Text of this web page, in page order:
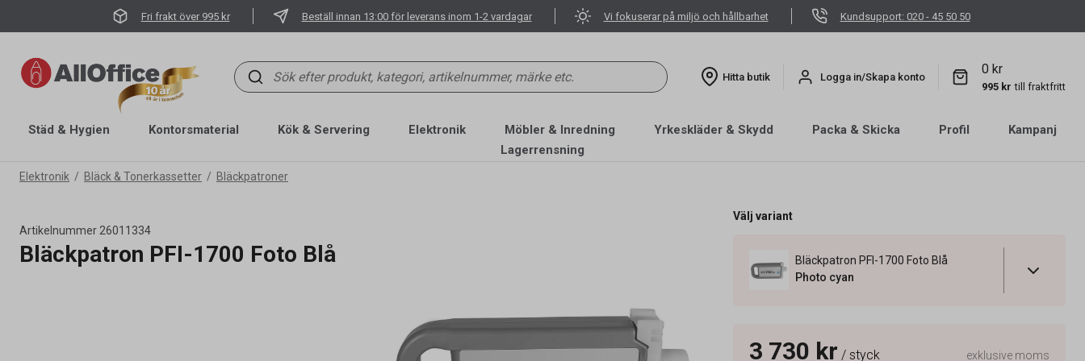
Fri frakt över 995 kr Beställ innan 13:00 för leverans inom 1-2 vardagar Vi fokuserar på miljö och hållbarhet Kundsupport: 020 - 45 50 50
Hitta butik Logga in/Skapa konto
0 kr
995 kr till fraktfritt
Städ & Hygien Kontorsmaterial Kök & Servering Elektronik Möbler & Inredning Yrkeskläder & Skydd Packa & Skicka Profil
Kampanj
Lagerrensning
Elektronik Bläck & Tonerkassetter Bläckpatroner
Artikelnummer 26011334
Bläckpatron PFI-1700 Foto Blå
Välj variant
Bläckpatron PFI-1700 Foto Blå
Photo cyan
3 730 kr / styck exklusive moms